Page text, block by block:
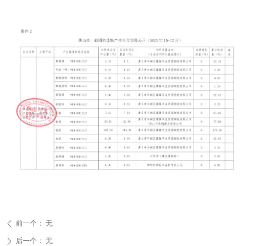
ꄴ 前一个： 无
ꄲ 后一个： 无